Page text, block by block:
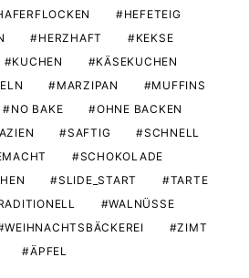
HEFETEIG
HERZHAFT
KEKSE
KUCHEN
KÄSEKUCHEN
MARZIPAN
MUFFINS
NO BAKE
OHNE BACKEN
SAFTIG
SCHNELL
SCHOKOLADE
SLIDE_START
TARTE
WALNÜSSE
WEIHNACHTSBÄCKEREI
ZIMT
ÄPFEL